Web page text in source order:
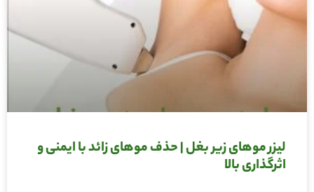
لیزر موهای زیر بغل | حذف موهای زائد با ایمنی و
اثرگذاری بالا